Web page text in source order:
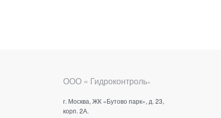
ООО « Гидроконтроль»
г. Москва, ЖК «Бутово парк», д. 23,
корп. 2А.